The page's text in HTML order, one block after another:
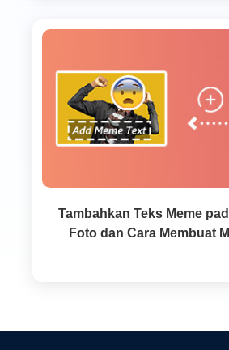
Tambahkan Teks Meme
Foto dan Cara Membuat